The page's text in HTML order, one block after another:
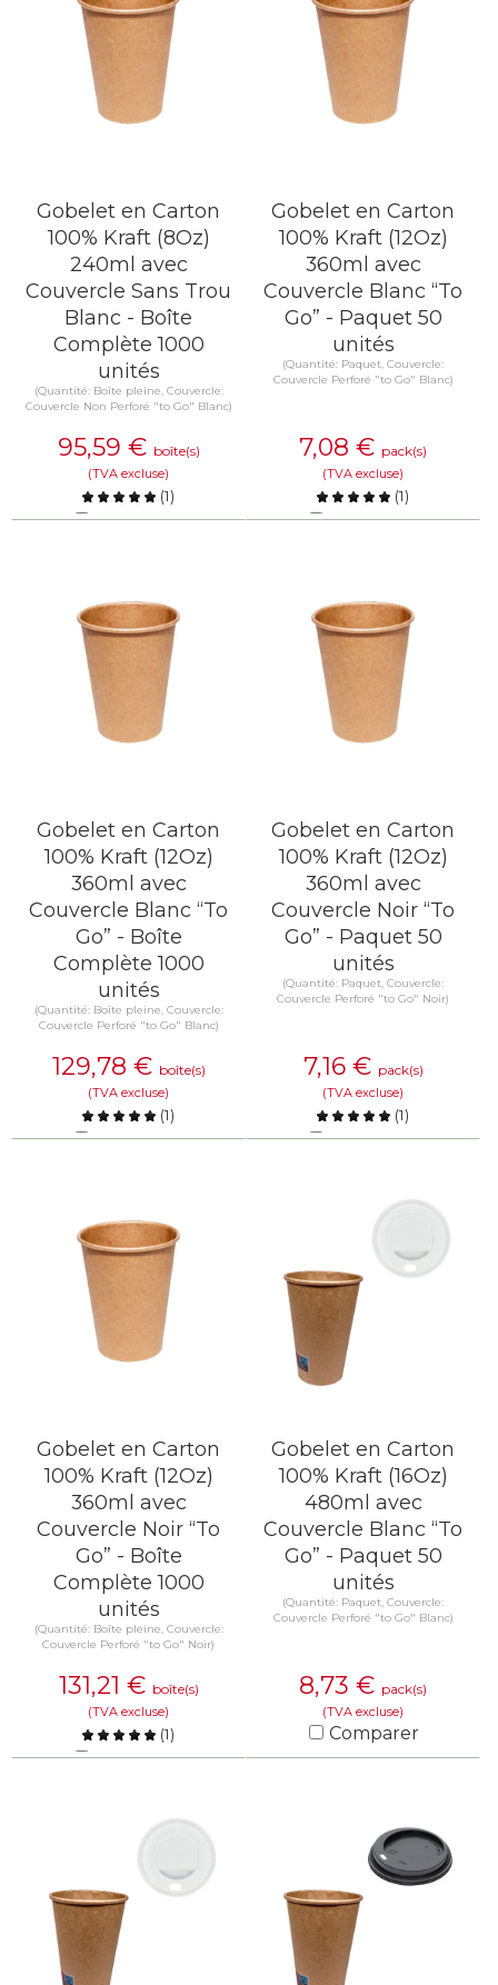
Gobelet en Carton
100% Kraft (8Oz)
240ml avec
Couvercle Sans Trou
Blanc - Boîte
Complète 1000
unités
(Quantité: Boîte pleine, Couvercle:
Couvercle Non Perforé "to Go" Blanc)
95,59 € boîte(s)
(TVA excluse)
(1)
Comparer
Gobelet en Carton
100% Kraft (12Oz)
360ml avec
Couvercle Blanc “To
Go” - Paquet 50
unités
(Quantité: Paquet, Couvercle:
Couvercle Perforé "to Go" Blanc)
7,08 € pack(s)
(TVA excluse)
(1)
Comparer
Gobelet en Carton
100% Kraft (12Oz)
360ml avec
Couvercle Blanc “To
Go” - Boîte
Complète 1000
unités
(Quantité: Boîte pleine, Couvercle:
Couvercle Perforé "to Go" Blanc)
129,78 € boîte(s)
(TVA excluse)
(1)
Comparer
Gobelet en Carton
100% Kraft (12Oz)
360ml avec
Couvercle Noir “To
Go” - Paquet 50
unités
(Quantité: Paquet, Couvercle:
Couvercle Perforé "to Go" Noir)
7,16 € pack(s)
(TVA excluse)
(1)
Comparer
Gobelet en Carton
100% Kraft (12Oz)
360ml avec
Couvercle Noir “To
Go” - Boîte
Complète 1000
unités
(Quantité: Boîte pleine, Couvercle:
Couvercle Perforé "to Go" Noir)
131,21 € boîte(s)
(TVA excluse)
(1)
Comparer
Gobelet en Carton
100% Kraft (16Oz)
480ml avec
Couvercle Blanc “To
Go” - Paquet 50
unités
(Quantité: Paquet, Couvercle:
Couvercle Perforé "to Go" Blanc)
8,73 € pack(s)
(TVA excluse)
Comparer